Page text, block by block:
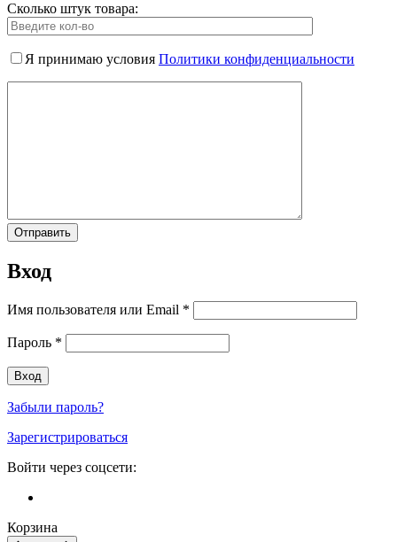
Сколько штук товара:
Я принимаю условия Политики конфиденциальности
Вход
Имя пользователя или Email *
Пароль *
Забыли пароль?
Зарегистрироваться
Войти через соцсети:
Корзина